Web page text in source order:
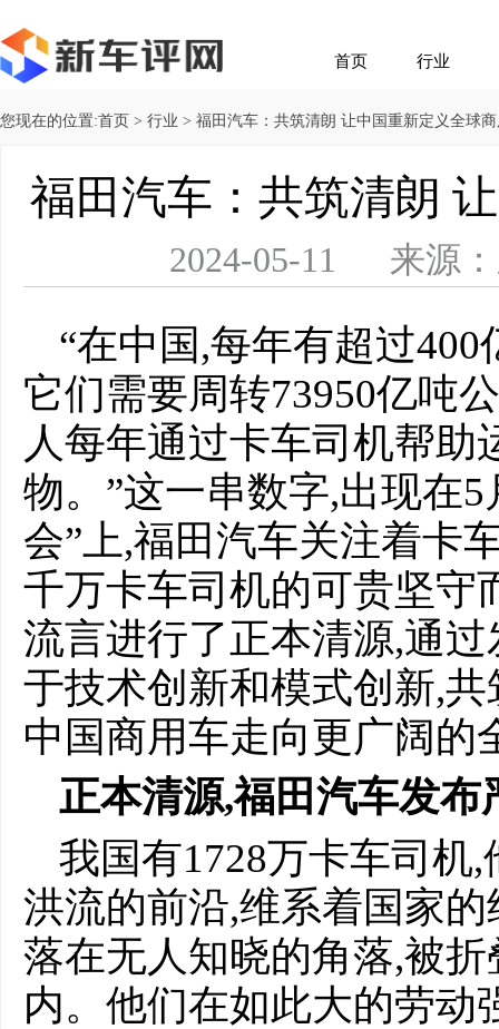
首页 行业
您现在的位置:首页 > 行业 > 福田汽车：共筑清朗 让中国重新定义全球
福田汽车：共筑清朗
2024-05-11 来源
“在中国,每年有超过
它们需要周转73950亿吨
人每年通过卡车司机帮助
物。”这一串数字,出现在
会”上,福田汽车关注着卡
千万卡车司机的可贵坚守
流言进行了正本清源,通
于技术创新和模式创新,
中国商用车走向更广阔的
正本清源,福田汽车发布
我国有1728万卡车司机
洪流的前沿,维系着国家
落在无人知晓的角落,被
内。他们在如此大的劳动